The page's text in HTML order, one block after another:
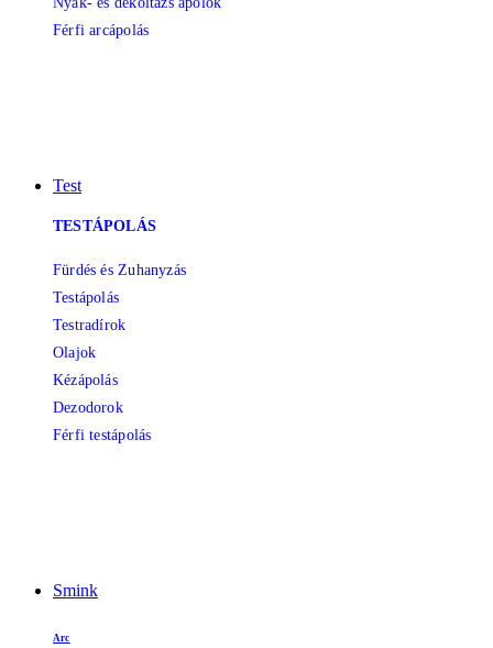
Férfi arcápolás
Test
TESTÁPOLÁS
Fürdés és Zuhanyzás
Testápolás
Testradírok
Olajok
Kézápolás
Dezodorok
Férfi testápolás
Smink
Arc